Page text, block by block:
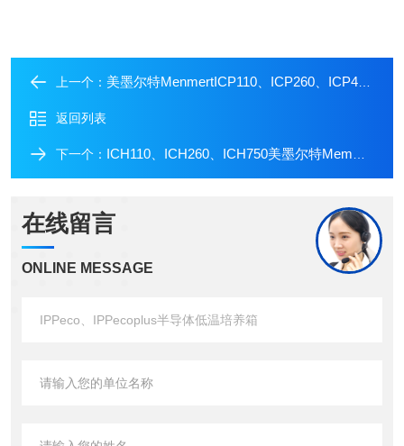
上一个： 美墨尔特MenmertICP110、ICP260、ICP450 低温培养箱
返回列表
下一个： ICH110、ICH260、ICH750美墨尔特Memmert 恒温恒湿箱
在线留言
ONLINE MESSAGE